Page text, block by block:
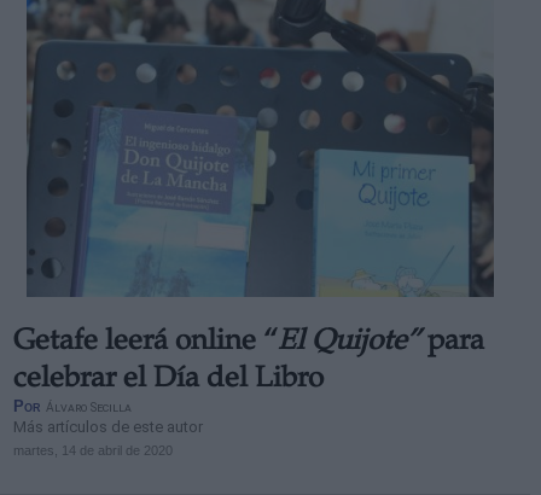
Getafe leerá online “El Quijote” para
celebrar el Día del Libro
Por Álvaro Secilla
Más artículos de este autor
martes, 14 de abril de 2020